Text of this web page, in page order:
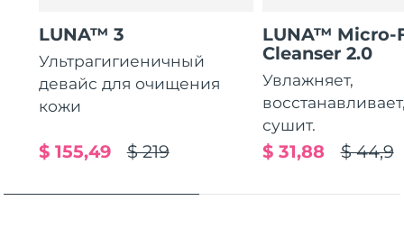
LUNA™ 3
Ультрагигиеничный
девайс для очищения
кожи
$ 219
$ 155,49
LUNA™ Micro-
Cleanser 2.0
Увлажняет,
сушит.
$ 44,9
$ 31,88